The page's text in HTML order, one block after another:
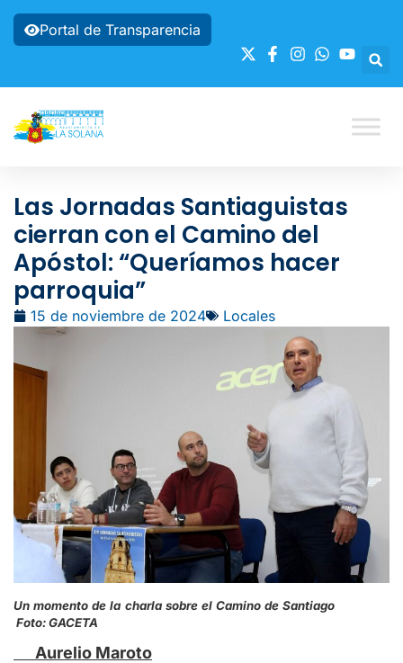
Portal de Transparencia
Las Jornadas Santiaguistas
cierran con el Camino del
Apóstol: “Queríamos hacer
parroquia”
15 de noviembre de 2024 Locales
Un momento de la charla sobre el Camino de Santiago
Foto: GACETA
Aurelio Maroto